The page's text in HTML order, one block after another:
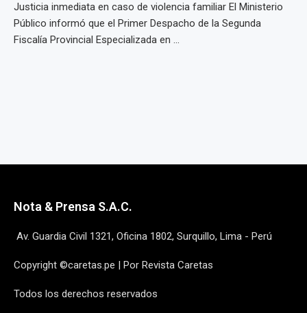
Justicia inmediata en caso de violencia familiar El Ministerio
Público informó que el Primer Despacho de la Segunda
Fiscalía Provincial Especializada en ...
Nota & Prensa S.A.C.
Av. Guardia Civil 1321, Oficina 1802, Surquillo, Lima - Perú
Copyright ©caretas.pe | Por Revista Caretas
Todos los derechos reservados